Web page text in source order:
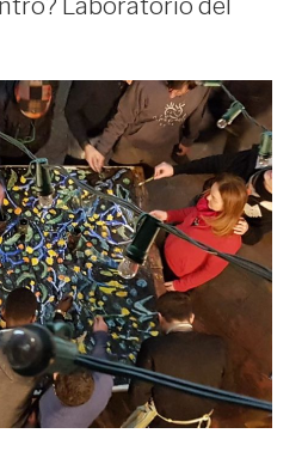
Laboratorio del